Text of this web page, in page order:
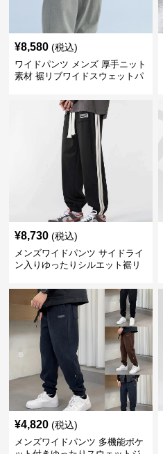
¥8,580 (税込)
ワイドパンツ メンズ 厚手ニット
素材 裾リブワイドスウェットパ
¥8,730 (税込)
メンズワイドパンツ サイドライ
ン入りゆったりシルエット裾リ
¥4,820 (税込)
メンズワイドパンツ 多機能ポケ